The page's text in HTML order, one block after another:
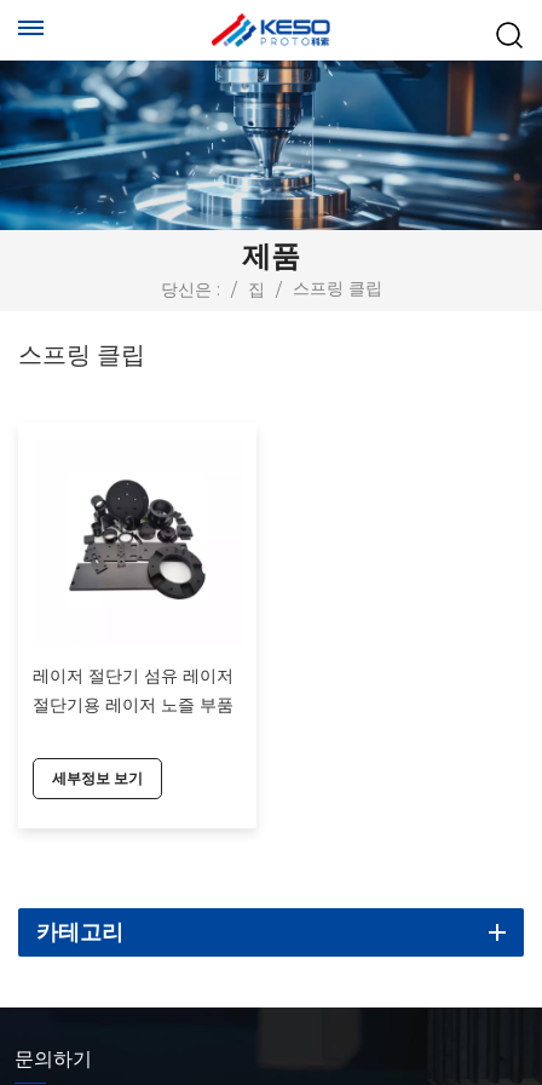
제품
당신은 : / 집 / 스프링 클립
스프링 클립
레이저 절단기 섬유 레이저
절단기용 레이저 노즐 부품
세부정보 보기
카테고리
문의하기